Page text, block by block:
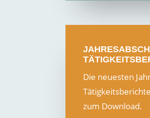
Die neuesten
zum Download.